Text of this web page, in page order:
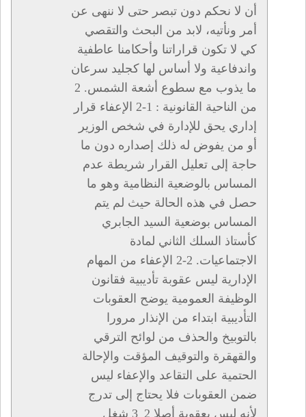
أن لا نحكم دون تبصر حتى لا ننهى عن
أمر ونأتيه، لابد من البحث والتقصي
كي لا تكون قراراتنا وأحكامنا عاطفية
واندفاعية ولا أساس لها كجليد سرعان
ما يذوب مع سطوع أشعة الشمس. 2
من الناحية القانونية : 1-2 الإعفاء قرار
إداري يحق للإدارة في شخص الوزير
أو من يفوض له ذلك إصداره دون ما
حاجة إلى تعليل القرار شريطة عدم
المساس بالوضعية النظامية وهو ما
حصل في هذه الحالة حيث لم يتم
المساس بوضعية السيد الجابري
كأستاذ السلك الثاني لمادة
الاجتماعيات. 2-2 الإعفاء من المهام
الإدارية ليس عقوبة تأديبية فقانون
الوظيفة العمومية يوضح العقوبات
التأديبية ابتداء من الإنذار مرورا
بالتوبيخ والحذف من لوائح الترقي
والقهقرة والتوقيف المؤقت والإحالة
الحتمية على التقاعد والإعفاء ليس
ضمن العقوبات فلا يحتاج إلى تدرج
لأنه ليس بعقوبة أصلا 2_3 شغل